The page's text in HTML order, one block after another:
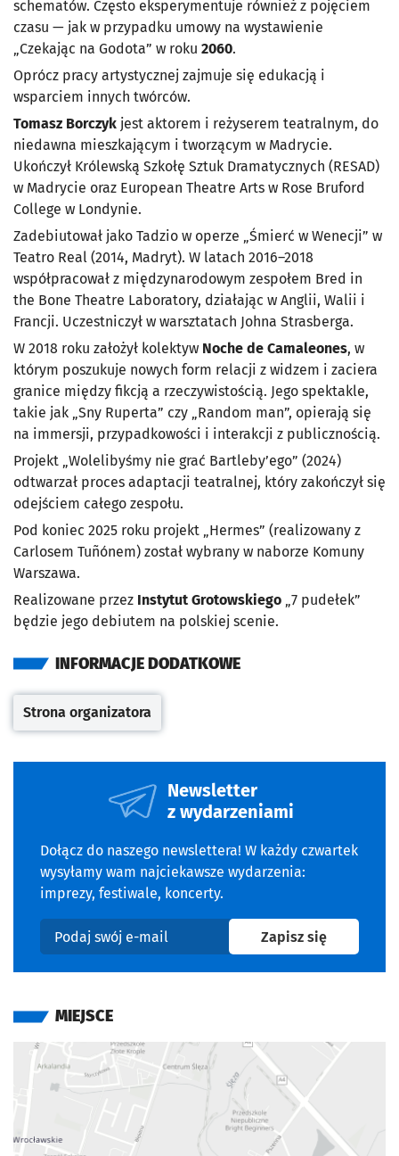
schematów. Często eksperymentuje również z pojęciem
czasu — jak w przypadku umowy na wystawienie
„Czekając na Godota” w roku 2060.
Oprócz pracy artystycznej zajmuje się edukacją i
wsparciem innych twórców.
Tomasz Borczyk jest aktorem i reżyserem teatralnym, do
niedawna mieszkającym i tworzącym w Madrycie.
Ukończył Królewską Szkołę Sztuk Dramatycznych (RESAD)
w Madrycie oraz European Theatre Arts w Rose Bruford
College w Londynie.
Zadebiutował jako Tadzio w operze „Śmierć w Wenecji” w
Teatro Real (2014, Madryt). W latach 2016–2018
współpracował z międzynarodowym zespołem Bred in
the Bone Theatre Laboratory, działając w Anglii, Walii i
Francji. Uczestniczył w warsztatach Johna Strasberga.
W 2018 roku założył kolektyw Noche de Camaleones, w
którym poszukuje nowych form relacji z widzem i zaciera
granice między fikcją a rzeczywistością. Jego spektakle,
takie jak „Sny Ruperta” czy „Random man”, opierają się
na immersji, przypadkowości i interakcji z publicznością.
Projekt „Wolelibyśmy nie grać Bartleby’ego” (2024)
odtwarzał proces adaptacji teatralnej, który zakończył się
odejściem całego zespołu.
Pod koniec 2025 roku projekt „Hermes” (realizowany z
Carlosem Tuñónem) został wybrany w naborze Komuny
Warszawa.
Realizowane przez Instytut Grotowskiego „7 pudełek”
będzie jego debiutem na polskiej scenie.
INFORMACJE DODATKOWE
Otwiera się w nowej karcie
Strona organizatora
Newsletter
z wydarzeniami
Dołącz do naszego newslettera! W każdy czwartek
wysyłamy wam najciekawsze wydarzenia:
imprezy, festiwale, koncerty.
Podaj swój e-mail
Zapisz sięna
MIEJSCE